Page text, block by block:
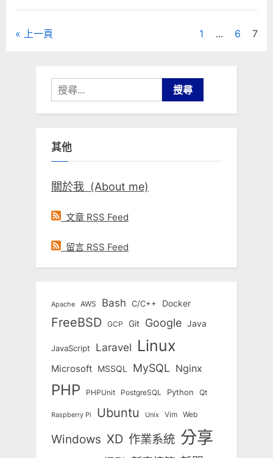
文上一頁 1 ... 6 7
搜
尋
關
字:
其他
關於我 (About me)
文章 RSS Feed
留言 RSS Feed
Apache AWS Bash C/C++ Docker
FreeBSD GCP Git Google Java
JavaScript Laravel Linux
Microsoft MSSQL MySQL Nginx
PHP PHPUnit PostgreSQL Python Qt
Raspberry Pi Ubuntu Unix Vim Web
Windows XD 作業系統 分享